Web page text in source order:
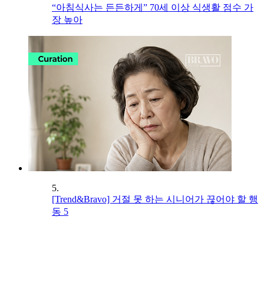
“아침식사는 든든하게” 70세 이상 식생활 점수 가
장 높아
5.
[Trend&Bravo] 거절 못 하는 시니어가 끊어야 할 행
동 5